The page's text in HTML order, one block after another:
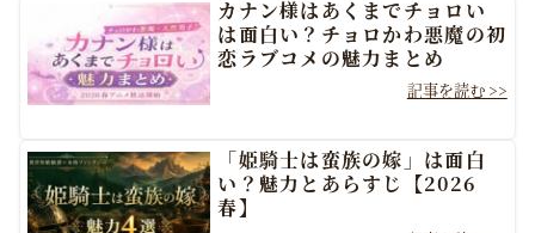
カナン様はあくまでチョロい
は面白い？チョロかわ悪魔の初
恋ラブコメの魅力まとめ
「姫騎士は蛮族の嫁」は面白
い？魅力とあらすじ【2026
春】